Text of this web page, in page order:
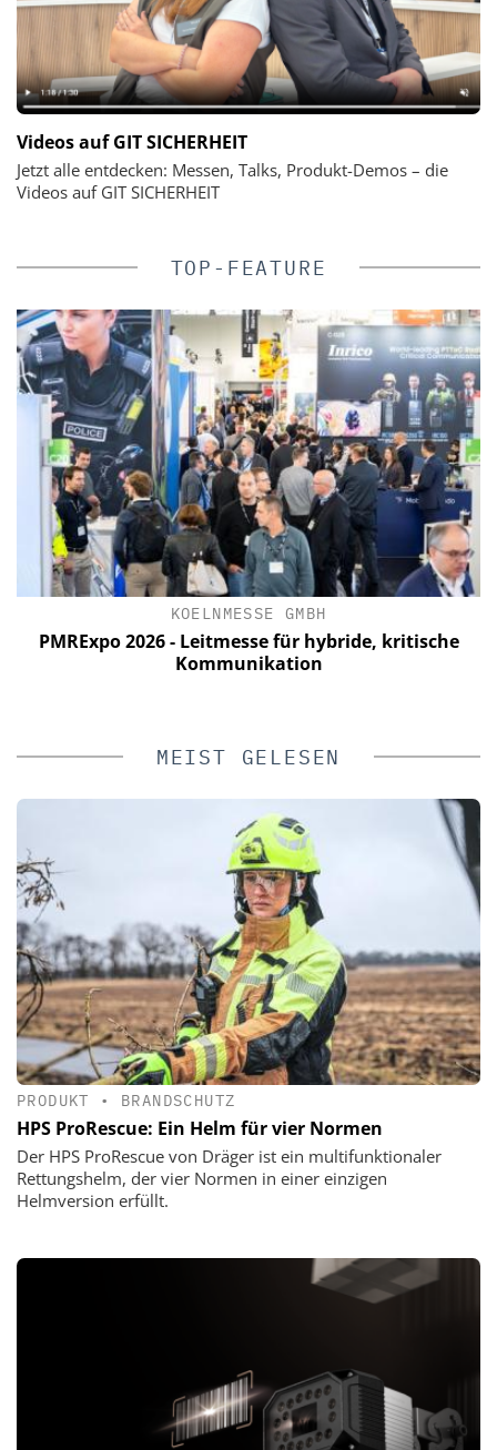
Videos auf GIT SICHERHEIT
Jetzt alle entdecken: Messen, Talks, Produkt-Demos – die
Videos auf GIT SICHERHEIT
TOP-FEATURE
KOELNMESSE GMBH
PMRExpo 2026 - Leitmesse für hybride, kritische
Kommunikation
MEIST GELESEN
PRODUKT • BRANDSCHUTZ
HPS ProRescue: Ein Helm für vier Normen
Der HPS ProRescue von Dräger ist ein multifunktionaler
Rettungshelm, der vier Normen in einer einzigen
Helmversion erfüllt.